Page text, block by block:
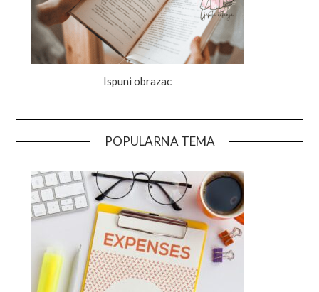
Ispuni obrazac
POPULARNA TEMA